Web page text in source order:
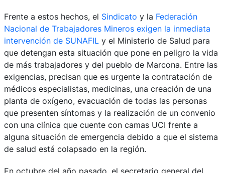
Frente a estos hechos, el Sindicato y la Federación
Nacional de Trabajadores Mineros exigen la inmediata
intervención de SUNAFIL y el Ministerio de Salud para
que detengan esta situación que pone en peligro la vida
de más trabajadores y del pueblo de Marcona. Entre las
exigencias, precisan que es urgente la contratación de
médicos especialistas, medicinas, una creación de una
planta de oxígeno, evacuación de todas las personas
que presenten síntomas y la realización de un convenio
con una clínica que cuente con camas UCI frente a
alguna situación de emergencia debido a que el sistema
de salud está colapsado en la región.
En octubre del año pasado, el secretario general del